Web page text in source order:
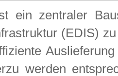
ein zentraler
(EDIS)
werden